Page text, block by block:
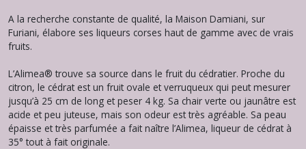
A la recherche constante de qualité, la Maison Damiani, sur
Furiani, élabore ses liqueurs corses haut de gamme avec de vrais
fruits.
L’Alimea® trouve sa source dans le fruit du cédratier. Proche du
citron, le cédrat est un fruit ovale et verruqueux qui peut mesurer
jusqu’à 25 cm de long et peser 4 kg. Sa chair verte ou jaunâtre est
acide et peu juteuse, mais son odeur est très agréable. Sa peau
épaisse et très parfumée a fait naître l’Alimea, liqueur de cédrat à
35° tout à fait originale.